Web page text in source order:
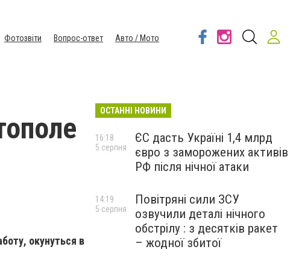
Фотозвіти Вопрос-ответ
Авто / Мото
окунуться в
ОСТАННІ НОВИНИ
ЄС дасть Україні 1,4 млрд
євро з заморожених активів
РФ після нічної атаки
16:18
5 серпня
Повітряні сили ЗСУ
озвучили деталі нічного
обстрілу : з десятків ракет
– жодної збитої
14:19
5 серпня